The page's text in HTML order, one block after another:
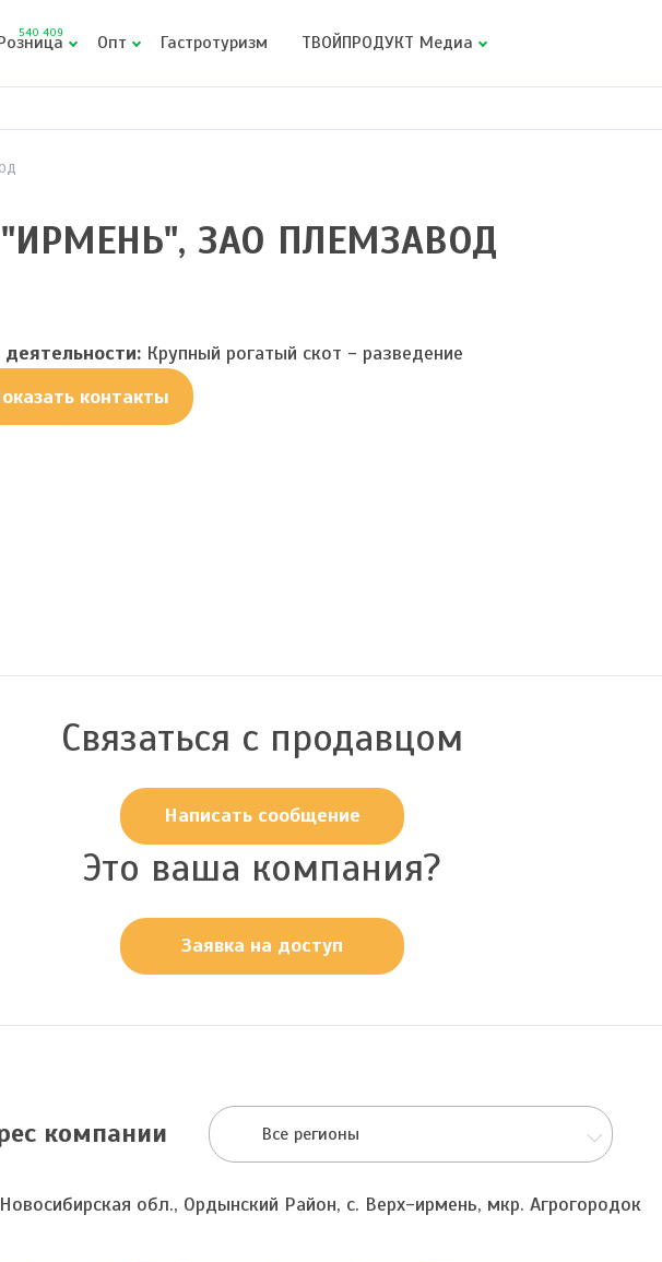
540 409 Опт Гастротуризм ТВОЙПРОДУКТ Медиа
"ИРМЕНЬ", ЗАО ПЛЕМЗАВОД
Крупный рогатый скот - разведение
контакты
Связаться с продавцом
Написать сообщение
Это ваша компания?
Заявка на доступ
компании Все регионы
Новосибирская обл., Ордынский Район, с. Верх-ирмень, мкр. Агрогородок